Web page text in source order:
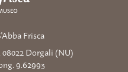
Frisca
08022 Dorgali (NU)
9.62993